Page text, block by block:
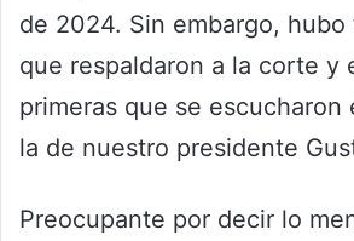
de 2024. Sin embargo,
que respaldaron a la corte y
primeras que se escucharon
la de nuestro presidente
Preocupante por decir lo